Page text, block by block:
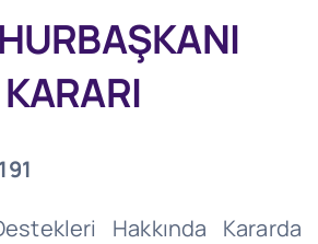
KARARI
Hakkında Kararda